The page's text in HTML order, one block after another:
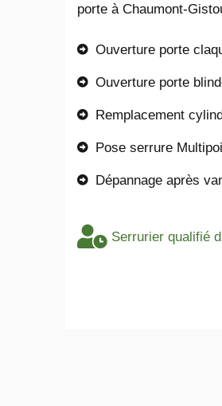
porte à Chaumont-
Ouverture porte
Ouverture porte
Remplacement
Pose serrure
Dépannage après
Serrurier qualifié